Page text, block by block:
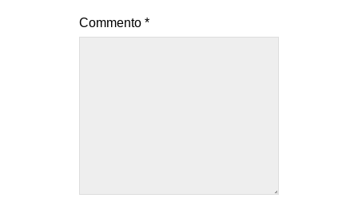
Commento *